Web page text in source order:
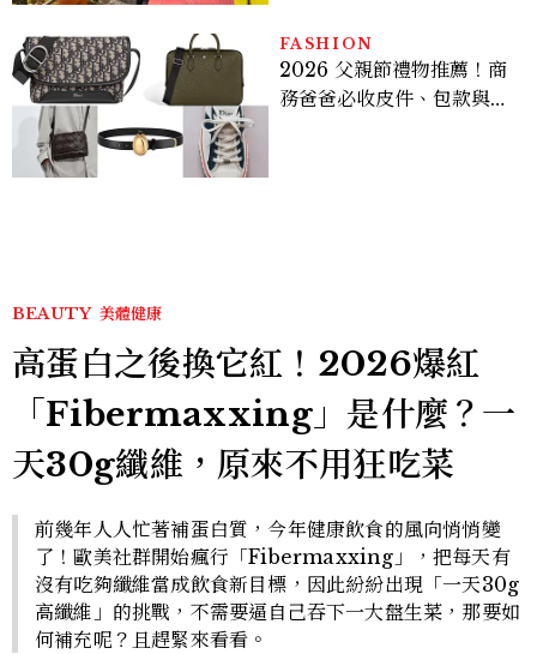
FASHION
2026 父親節禮物推薦！商
務爸爸必收皮件、包款與鞋
BEAUTY 美體健康
高蛋白之後換它紅！2026爆紅
「Fibermaxxing」是什麼？一
天30g纖維，原來不用狂吃菜
前幾年人人忙著補蛋白質，今年健康飲食的風向悄悄變
了！歐美社群開始瘋行「Fibermaxxing」，把每天有
沒有吃夠纖維當成飲食新目標，因此紛紛出現「一天30g
高纖維」的挑戰，不需要逼自己吞下一大盤生菜，那要如
何補充呢？且趕緊來看看。